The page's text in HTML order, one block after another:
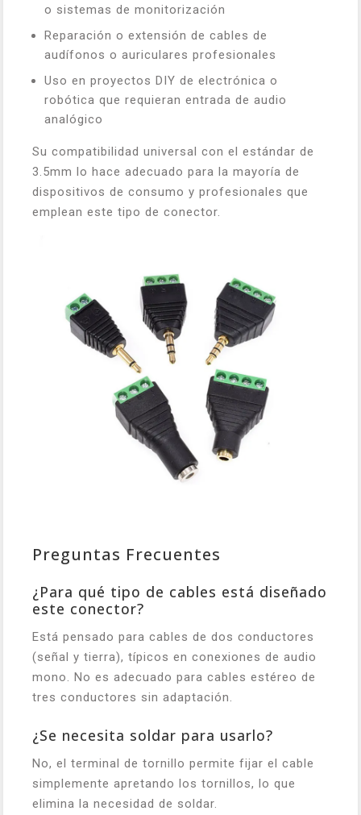
o sistemas de monitorización
Reparación o extensión de cables de
audífonos o auriculares profesionales
Uso en proyectos DIY de electrónica o
robótica que requieran entrada de audio
analógico
Su compatibilidad universal con el estándar de
3.5mm lo hace adecuado para la mayoría de
dispositivos de consumo y profesionales que
emplean este tipo de conector.
Preguntas Frecuentes
¿Para qué tipo de cables está diseñado
este conector?
Está pensado para cables de dos conductores
(señal y tierra), típicos en conexiones de audio
mono. No es adecuado para cables estéreo de
tres conductores sin adaptación.
¿Se necesita soldar para usarlo?
No, el terminal de tornillo permite fijar el cable
simplemente apretando los tornillos, lo que
elimina la necesidad de soldar.